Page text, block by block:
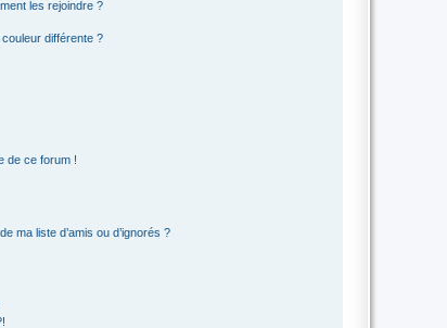
les rejoindre ?
différente ?
de ce forum !
ma liste d’amis ou d’ignorés ?